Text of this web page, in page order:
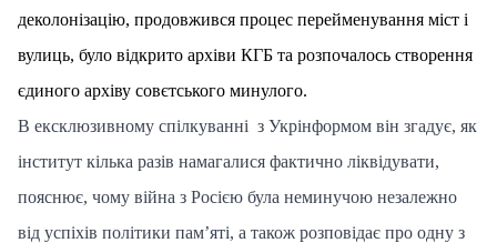
деколонізацію, продовжився процес перейменування міст і
вулиць, було відкрито архіви КГБ та розпочалось створення
єдиного архіву совєтського минулого.
В ексклюзивному спілкуванні з Укрінформом він згадує, як
інститут кілька разів намагалися фактично ліквідувати,
пояснює, чому війна з Росією була неминучою незалежно
від успіхів політики пам’яті, а також розповідає про одну з